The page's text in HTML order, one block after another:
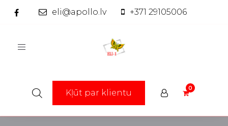
eli@apollo.lv +371 29105006
Toggle
Kļūt par klientu